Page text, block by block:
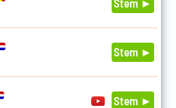
Stem ►
Stem ►
Stem ►